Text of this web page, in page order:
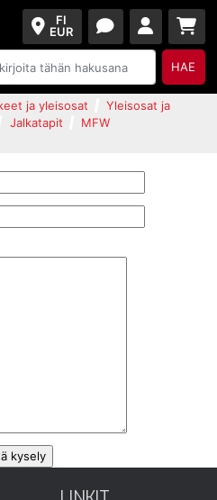
FI
EUR
HAE
ja yleisosat
Yleisosat ja
Jalkatapit
MFW